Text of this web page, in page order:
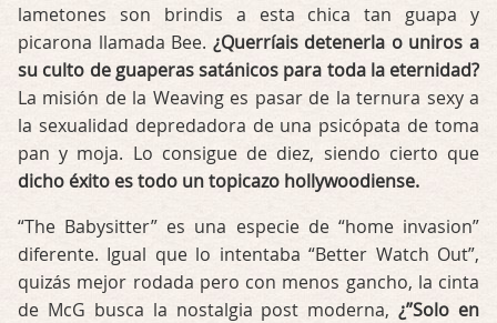
lametones son brindis a esta chica tan guapa y
picarona llamada Bee. ¿Querríais detenerla o uniros a
su culto de guaperas satánicos para toda la eternidad?
La misión de la Weaving es pasar de la ternura sexy a
la sexualidad depredadora de una psicópata de toma
pan y moja. Lo consigue de diez, siendo cierto que
dicho éxito es todo un topicazo hollywoodiense.
“The Babysitter” es una especie de “home invasion”
diferente. Igual que lo intentaba “Better Watch Out”,
quizás mejor rodada pero con menos gancho, la cinta
de McG busca la nostalgia post moderna,¿”Solo en